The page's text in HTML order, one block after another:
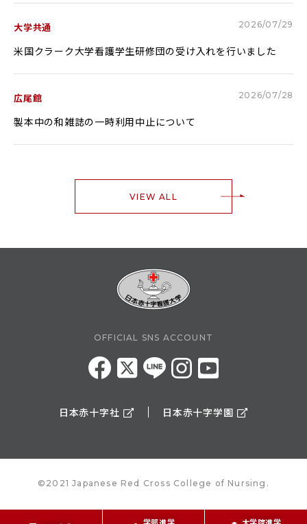
資料請求
イベント
イベント
大学共通 2026/07/29
米国クラーク大学看護学生研修団の受け入れを行いました
広尾館 2026/07/28
製本中の和雑誌の一時利用中止について
VIEW ALL
OFFICIAL SNS ACCOUNT
日本赤十字社 日本赤十字学園
©2021 Japanese Red Cross College of Nursing.